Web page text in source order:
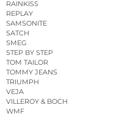
RAINKISS
REPLAY
SAMSONITE
SATCH
SMEG
STEP BY STEP
TOM TAILOR
TOMMY JEANS
TRIUMPH
VEJA
VILLEROY & BOCH
WMF